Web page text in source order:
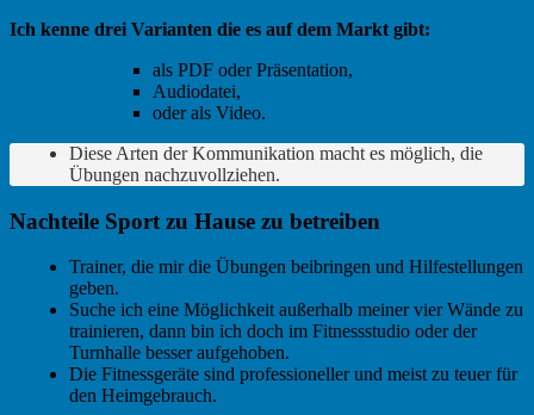
Ich kenne drei Varianten die es auf dem Markt gibt:
als PDF oder Präsentation,
Audiodatei,
oder als Video.
Diese Arten der Kommunikation macht es möglich, die
Übungen nachzuvollziehen.
Nachteile Sport zu Hause zu betreiben
Trainer, die mir die Übungen beibringen und Hilfestellungen
geben.
Suche ich eine Möglichkeit außerhalb meiner vier Wände zu
trainieren, dann bin ich doch im Fitnessstudio oder der
Turnhalle besser aufgehoben.
Die Fitnessgeräte sind professioneller und meist zu teuer für
den Heimgebrauch.